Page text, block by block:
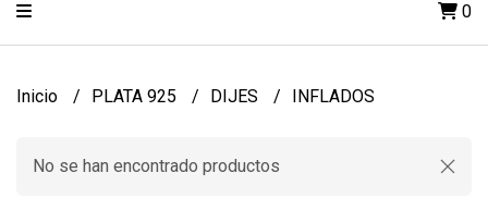
0
Inicio PLATA 925 DIJES INFLADOS
No se han encontrado productos